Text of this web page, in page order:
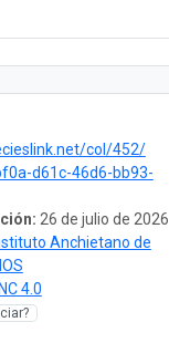
col/452/
d61c-46d6-bb93-
26 de julio de 2026
Anchietano de
4.0